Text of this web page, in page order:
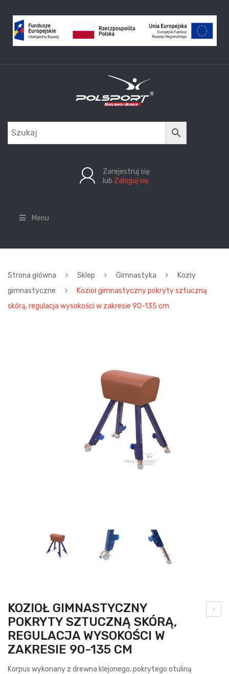
Zarejestruj się
lub Zaloguj się
Menu
Strona główna Sklep Gimnastyka
Kozły
gimnastyczne
Kozioł gimnastyczny pokryty sztuczną
skórą, regulacja wysokości w zakresie 90-135 cm
KOZIOŁ GIMNASTYCZNY
POKRYTY SZTUCZNĄ SKÓRĄ,
REGULACJA WYSOKOŚCI W
ZAKRESIE 90-135 CM
Korpus wykonany z drewna klejonego, pokrytego otuliną